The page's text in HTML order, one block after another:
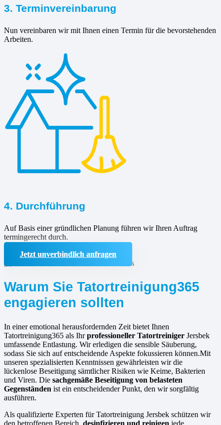
3. Terminvereinbarung
Nun vereinbaren wir mit Ihnen einen Termin für die bevorstehenden
Arbeiten.
4. Durchführung
Auf Basis einer gründlichen Planung führen wir Ihren Auftrag
termingerecht durch.
Jetzt unverbindlich anfragen
Warum Sie Tatortreinigung365
engagieren sollten
In einer emotional herausfordernden Zeit bietet Ihnen
Tatortreinigung365 als Ihrprofessioneller Tatortreiniger Jersbek
umfassende Entlastung. Wir erledigen die sensible Säuberung,
sodass Sie sich auf entscheidende Aspekte fokussieren können.Mit
unseren spezialisierten Kenntnissen gewährleisten wir die
lückenlose Beseitigung sämtlicher Risiken wie Keime, Bakterien
und Viren. Die sachgemäße Beseitigung von belasteten
Gegenständen ist ein entscheidender Punkt, den wir sorgfältig
ausführen.
Als qualifizierte Experten für Tatortreinigung Jersbek schützen wir
den betroffenen Bereich, desinfizieren und reinigen jede